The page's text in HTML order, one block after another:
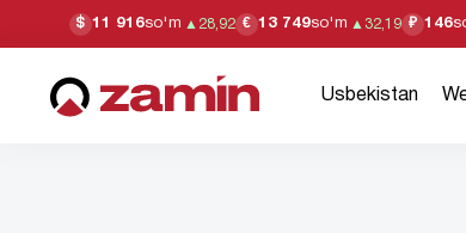
$ 11 916so'm ▲ 28,92 € 13 749so'm ▲ 32,19 ₽ 146
Usbekistan